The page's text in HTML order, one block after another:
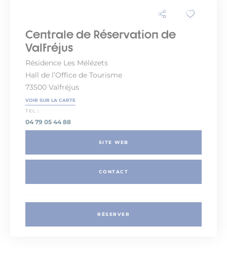
Centrale de Réservation de
Valfréjus
Résidence Les Mélézets
Hall de l’Office de Tourisme
73500 Valfréjus
VOIR SUR LA CARTE
TEL :
04 79 05 44 88
SITE WEB
CONTACT
RÉSERVER